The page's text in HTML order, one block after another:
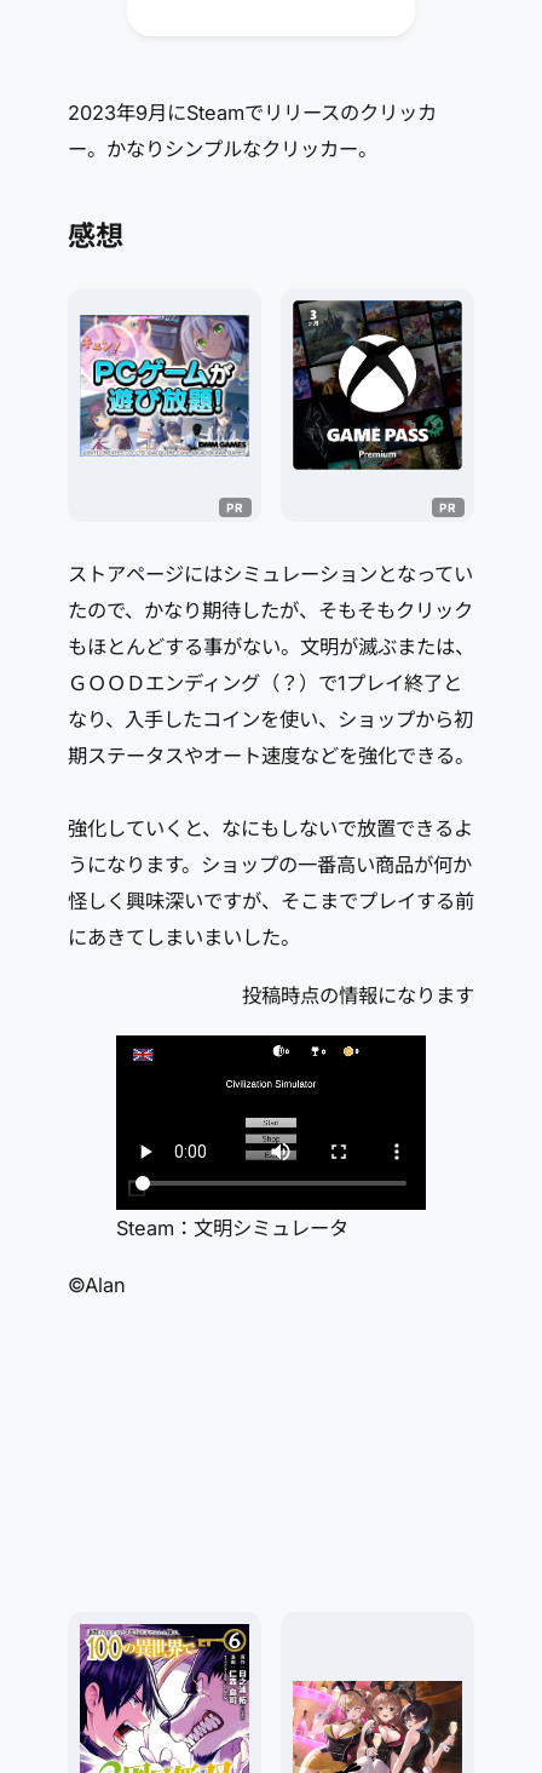
2023年9月にSteamでリリースのクリッカ
ー。かなりシンプルなクリッカー。
感想
ストアページにはシミュレーションとなってい
たので、かなり期待したが、そもそもクリック
もほとんどする事がない。文明が滅ぶまたは、
ＧＯＯＤエンディング（？）で1プレイ終了と
なり、入手したコインを使い、ショップから初
期ステータスやオート速度などを強化できる。
強化していくと、なにもしないで放置できるよ
うになります。ショップの一番高い商品が何か
怪しく興味深いですが、そこまでプレイする前
にあきてしまいまいした。
投稿時点の情報になります
Steam：文明シミュレータ
©Alan